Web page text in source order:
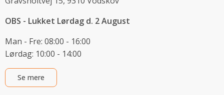
OBS - Lukket Lørdag d. 2 August
Man - Fre: 08:00 - 16:00
Lørdag: 10:00 - 14:00
Se mere